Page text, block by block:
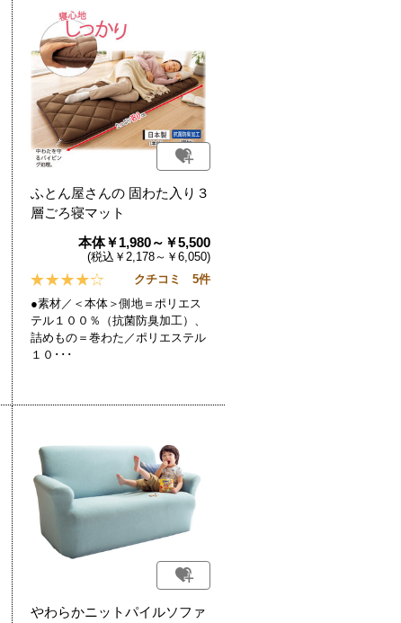
ふとん屋さんの 固わた入り３
層ごろ寝マット
本体￥1,980～￥5,500
(税込￥2,178～￥6,050)
クチコミ 5件
●素材／＜本体＞側地＝ポリエス
テル１００％（抗菌防臭加工）、
詰めもの＝巻わた／ポリエステル
１０･･･
やわらかニットパイルソファ